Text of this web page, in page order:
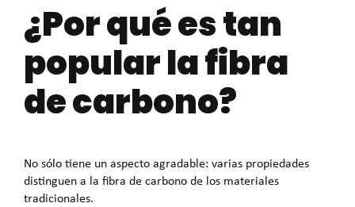
¿Por qué es tan
popular la fibra
de carbono?
No sólo tiene un aspecto agradable: varias propiedades
distinguen a la fibra de carbono de los materiales
tradicionales.